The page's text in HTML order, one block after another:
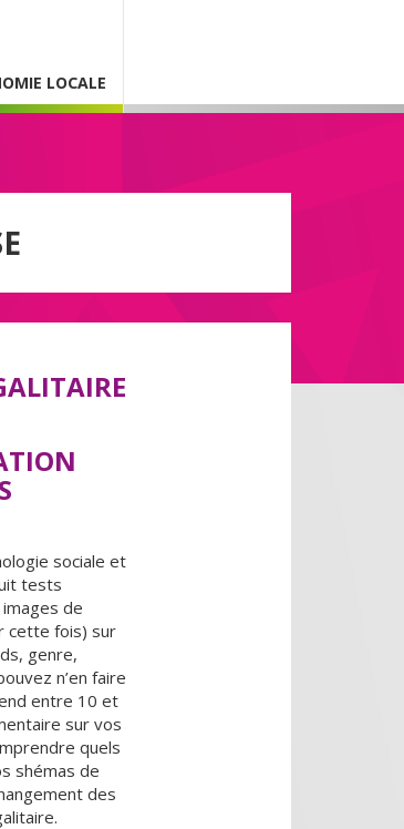
LOCALE
sociale et
tests
de
cette fois) sur
genre,
n’en faire
entre 10 et
sur vos
quels
shémas de
des